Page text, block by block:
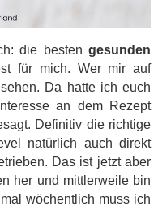
die bestengesunden
für mich. Wer mir auf
Da hatte ich euch
an dem Rezept
Definitiv die richtige
natürlich auch direkt
Das ist jetzt aber
her und mittlerweile bin
wöchentlich muss ich